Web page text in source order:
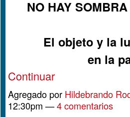
NO HAY
El objeto y la
en la
Continuar
Agregado por Hildebrando
12:30pm —4 comentarios